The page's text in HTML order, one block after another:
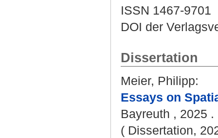
ISSN 1467-9701
DOI der
Dissertation
Meier, Philipp:
Essays on
Bayreuth , 2025
( Dissertation,